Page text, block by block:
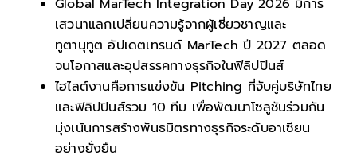
Global MarTech Integration Day 2026 มีการ
เสวนาแลกเปลี่ยนความรู้จากผู้เชี่ยวชาญและ
ทูตานุทูต อัปเดตเทรนด์ MarTech ปี 2027 ตลอด
จนโอกาสและอุปสรรคทางธุรกิจในฟิลิปปินส์
ไฮไลต์งานคือการแข่งขัน Pitching ที่จับคู่บริษัทไทย
และฟิลิปปินส์รวม 10 ทีม เพื่อพัฒนาโซลูชันร่วมกัน
มุ่งเน้นการสร้างพันธมิตรทางธุรกิจระดับอาเซียน
อย่างยั่งยืน